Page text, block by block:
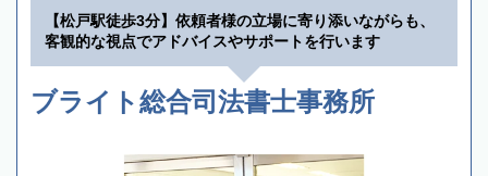
【松戸駅徒歩3分】依頼者様の立場に寄り添いながらも、
客観的な視点でアドバイスやサポートを行います
ブライト総合司法書士事務所